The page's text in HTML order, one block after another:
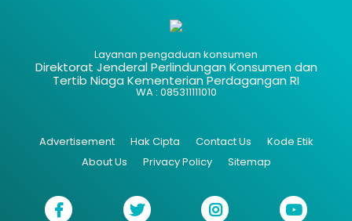
Layanan pengaduan konsumen
Direktorat Jenderal Perlindungan Konsumen dan
Tertib Niaga Kementerian Perdagangan RI
WA : 085311111010
Advertisement Hak Cipta Contact Us
Kode Etik
About Us
Privacy Policy Sitemap